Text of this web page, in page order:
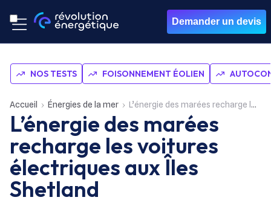
Demander un devis
NOS TESTS FOISONNEMENT ÉOLIEN
Accueil Énergies de la mer L’énergie des marées recharge les voitures électriques aux Îles Shetland
L’énergie des marées
recharge les voitures
électriques aux Îles
Shetland